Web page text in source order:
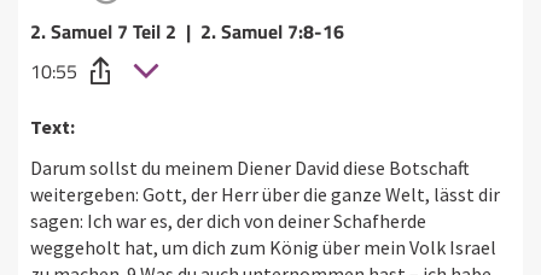
2. Samuel 7 Teil 2 | 2. Samuel 7:8-16
10:55
Text:
Darum sollst du meinem Diener David diese Botschaft
weitergeben: Gott, der Herr über die ganze Welt, lässt dir
sagen: Ich war es, der dich von deiner Schafherde
weggeholt hat, um dich zum König über mein Volk Israel